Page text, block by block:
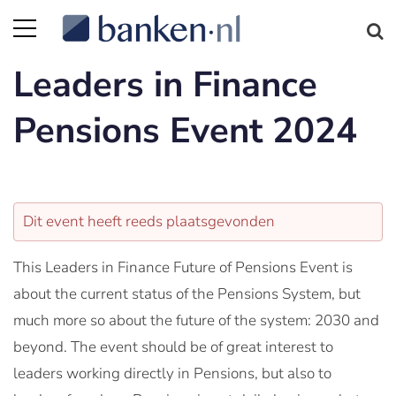
Leaders in Finance
Pensions Event 2024
Dit event heeft reeds plaatsgevonden
This Leaders in Finance Future of Pensions Event is
about the current status of the Pensions System, but
much more so about the future of the system: 2030 and
beyond. The event should be of great interest to
leaders working directly in Pensions, but also to